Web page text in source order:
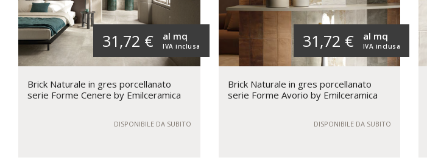
31,72 € IVA inclusa
al mq
Brick Naturale in gres porcellanato
serie Forme Cenere by Emilceramica
DISPONIBILE DA SUBITO
31,72 € IVA inclusa
al mq
Brick Naturale in gres porcellanato
serie Forme Avorio by Emilceramica
DISPONIBILE DA SUBITO